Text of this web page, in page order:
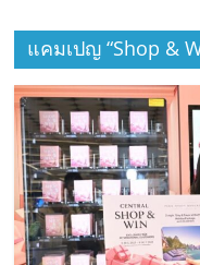
แคมเปญ “Shop &